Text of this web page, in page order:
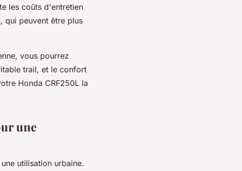
les coûts d'entretien
qui peuvent être plus
vous pourrez
trail, et le confort
Honda CRF250L la
une
utilisation urbaine.